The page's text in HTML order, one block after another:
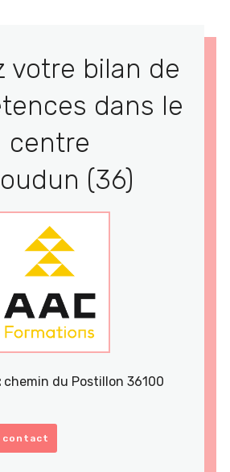
votre bilan de
dans le
centre
(36)
chemin du Postillon 36100
contact